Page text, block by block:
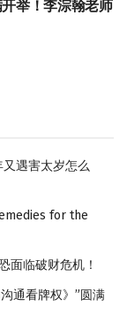
举！李淙翰老师
遇害太岁怎么
for the
面临破财危机！
通看牌权》”圆满